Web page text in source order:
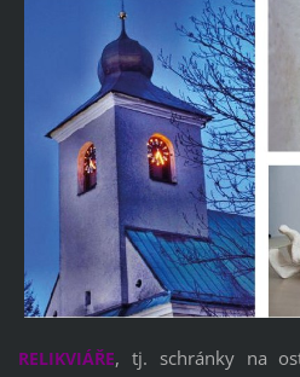
RELIKVIÁŘE, tj. schránky na